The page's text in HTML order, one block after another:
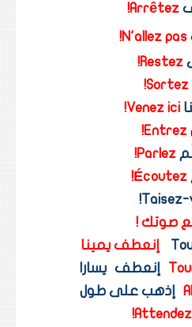
Arrêtez
!
N'allez pas!
Restez!
Sortez!
Venez ici!
Entrez!
Parlez!
Écoutez!
Taisez-
صوتك !
إنعطف يمينا
إنعطف يسارا
إذهب على طول
Attendez!